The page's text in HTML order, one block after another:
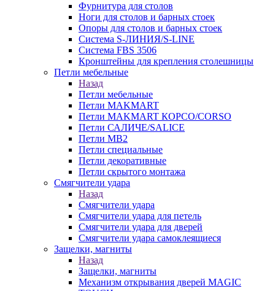
Фурнитура для столов
Ноги для столов и барных стоек
Опоры для столов и барных стоек
Система S-ЛИНИЯ/S-LINE
Система FBS 3506
Кронштейны для крепления столешницы
Петли мебельные
Назад
Петли мебельные
Петли MAKMART
Петли MAKMART КОРСО/CORSO
Петли САЛИЧЕ/SALICE
Петли MB2
Петли специальные
Петли декоративные
Петли скрытого монтажа
Смягчители удара
Назад
Смягчители удара
Смягчители удара для петель
Смягчители удара для дверей
Cмягчители удара самоклеящиеся
Защелки, магниты
Назад
Защелки, магниты
Механизм открывания дверей MAGIC